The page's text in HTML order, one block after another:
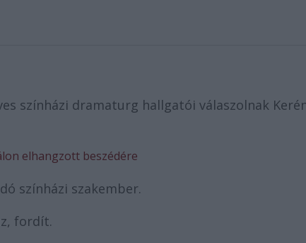
színházi dramaturg hallgatói válaszolnak
elhangzott beszédére
színházi szakember.
fordít.